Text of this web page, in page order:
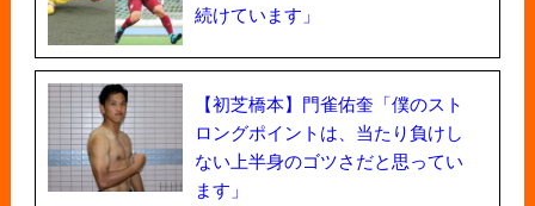
続けています」
【初芝橋本】門雀佑奎「僕のスト
ロングポイントは、当たり負けし
ない上半身のゴツさだと思ってい
ます」